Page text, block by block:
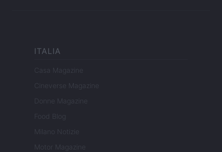
ITALIA
Casa Magazine
Cineverse Magazine
Donne Magazine
Food Blog
Milano Notizie
Motor Magazine